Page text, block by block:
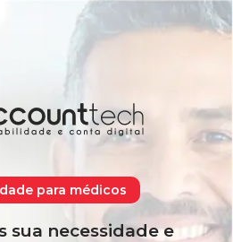
para médicos
sua necessidade e